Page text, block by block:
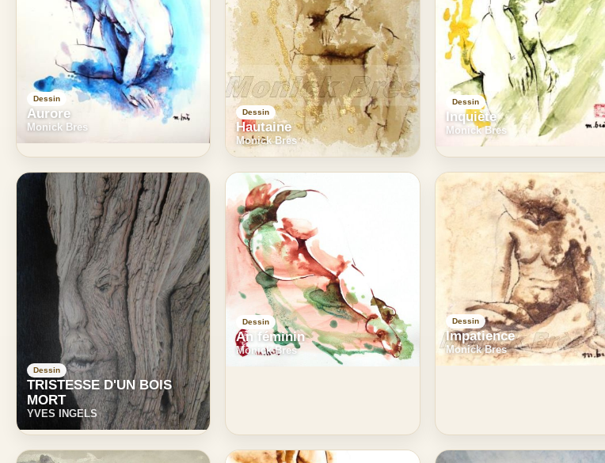
Dessin
Aurore
Monick Bres
Dessin
Hautaine
Monick Bres
Dessin
Inquiète
Monick Bres
Dessin
TRISTESSE D'UN BOIS
MORT
YVES INGELS
Dessin
An féminin
Monick Bres
Dessin
Impatience
Monick Bres